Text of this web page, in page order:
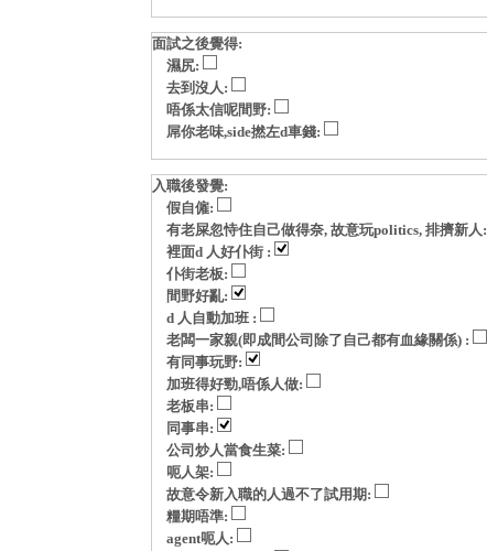
面試之後覺得:
濕尻:
去到沒人:
唔係太信呢間野:
屌你老味,side撚左d車錢:
入職後發覺:
假自僱:
有老屎忽恃住自己做得奈, 故意玩politics, 排擠新人:
裡面d 人好仆街 :
仆街老板:
間野好亂:
d 人自動加班 :
老闆一家親(即成間公司除了自己都有血緣關係) :
有同事玩野:
加班得好勁,唔係人做:
老板串:
同事串:
公司炒人當食生菜:
呃人架:
故意令新入職的人過不了試用期:
糧期唔準:
agent呃人: